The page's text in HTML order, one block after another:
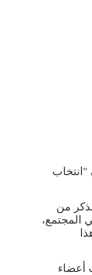
"انتخاب
من
المجتمع،
أعضاء